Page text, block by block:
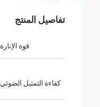
تفاصيل المنتج
قوة الإنارة
كفاءة التمثيل الضوئي